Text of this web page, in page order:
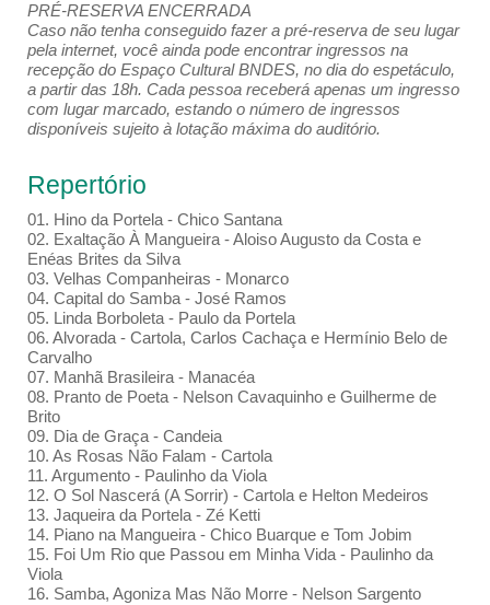
PRÉ-RESERVA ENCERRADA
Caso não tenha conseguido fazer a pré-reserva de seu lugar
pela internet, você ainda pode encontrar ingressos na
recepção do Espaço Cultural BNDES, no dia do espetáculo,
a partir das 18h. Cada pessoa receberá apenas um ingresso
com lugar marcado, estando o número de ingressos
disponíveis sujeito à lotação máxima do auditório.
Repertório
01. Hino da Portela - Chico Santana
02. Exaltação À Mangueira - Aloiso Augusto da Costa e
Enéas Brites da Silva
03. Velhas Companheiras - Monarco
04. Capital do Samba - José Ramos
05. Linda Borboleta - Paulo da Portela
06. Alvorada - Cartola, Carlos Cachaça e Hermínio Belo de
Carvalho
07. Manhã Brasileira - Manacéa
08. Pranto de Poeta - Nelson Cavaquinho e Guilherme de
Brito
09. Dia de Graça - Candeia
10. As Rosas Não Falam - Cartola
11. Argumento - Paulinho da Viola
12. O Sol Nascerá (A Sorrir) - Cartola e Helton Medeiros
13. Jaqueira da Portela - Zé Ketti
14. Piano na Mangueira - Chico Buarque e Tom Jobim
15. Foi Um Rio que Passou em Minha Vida - Paulinho da
Viola
16. Samba, Agoniza Mas Não Morre - Nelson Sargento